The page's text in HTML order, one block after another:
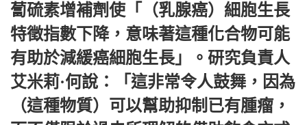
蔔硫素增補劑使「（乳腺癌）細胞生長
特徵指數下降，意味著這種化合物可能
有助於減緩癌細胞生長」。研究負責人
艾米莉·何說：「這非常令人鼓舞，因為
（這種物質）可以幫助抑制已有腫瘤，